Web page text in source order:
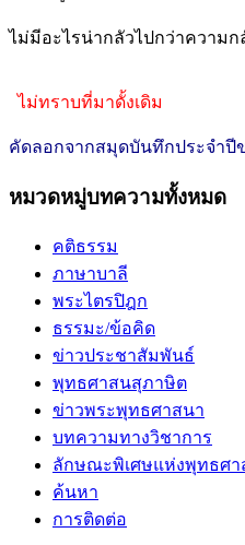
ไม่มีอะไรน่ากลัวไปกว่าความกลั
ไม่ทราบที่มาดั้งเดิม
คัดลอกจากสมุดบันทึกประจำ
หมวดหมู่บทความทั้งหมด
คติธรรม
ภาษาบาลี
พระไตรปิฎก
ธรรมะ/ข้อคิด
ข่าวประชาสัมพันธ์
พุทธศาสนสุภาษิต
ข่าวพระพุทธศาสนา
บทความทางวิชาการ
ลักษณะพิเศษแห่งพุทธศา
ค้นหา
การติดต่อ